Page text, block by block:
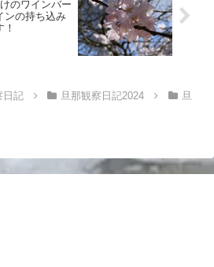
のワインバー
ンの持ち込み
日記 旦那観察日記2024
旦